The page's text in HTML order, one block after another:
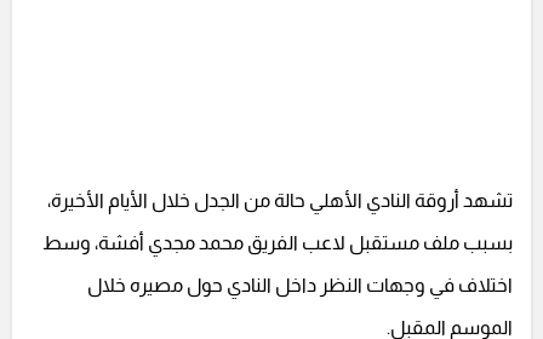
تشهد أروقة النادي الأهلي حالة من الجدل خلال الأيام الأخيرة،
بسبب ملف مستقبل لاعب الفريق محمد مجدي أفشة، وسط
اختلاف في وجهات النظر داخل النادي حول مصيره خلال
الموسم المقبل.